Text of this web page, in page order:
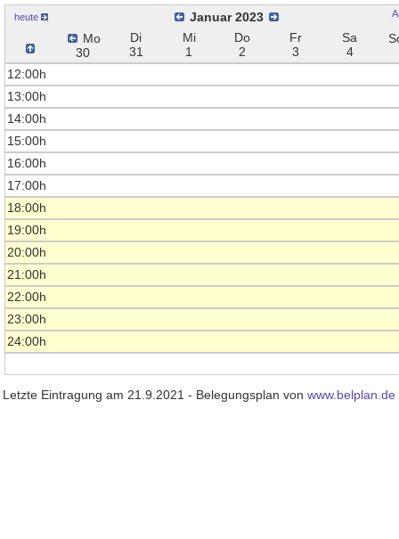
heute
Januar 2023
Mo
30
Di
31
Mi
1
Do
2
Fr
3
Sa
4
12:00h
13:00h
14:00h
15:00h
16:00h
17:00h
18:00h
19:00h
20:00h
21:00h
22:00h
23:00h
24:00h
Letzte Eintragung am 21.9.2021 - Belegungsplan von www.belplan.de